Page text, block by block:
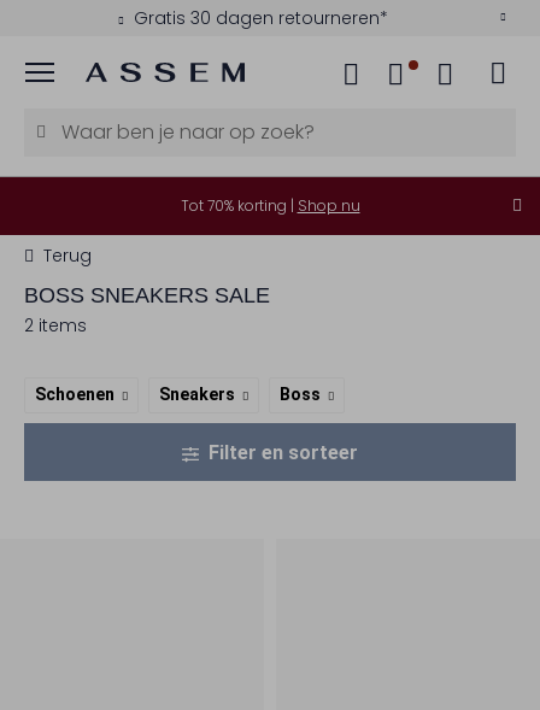
Gratis 30 dagen retourneren*
Menu
Tot 70% korting | Shop nu
Terug
BOSS SNEAKERS SALE
2 items
Schoenen Sneakers Boss
Filter en sorteer